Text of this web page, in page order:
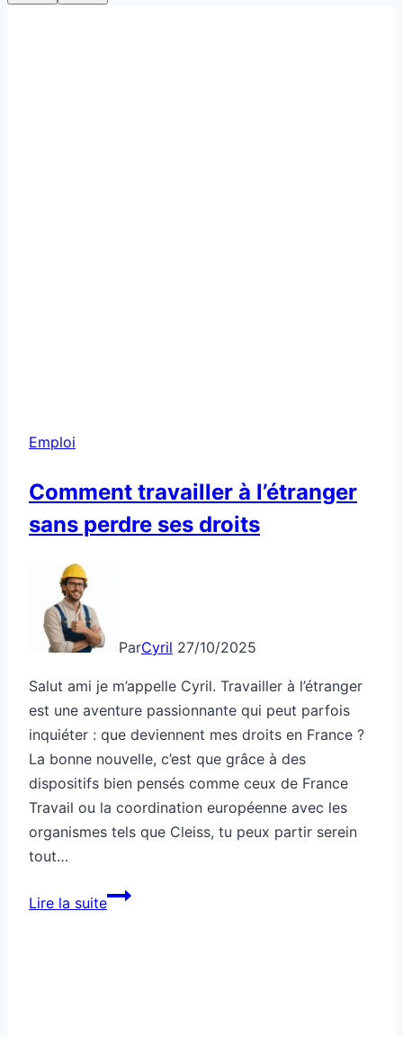
Emploi
Comment travailler à l’étranger
sans perdre ses droits
ParCyril 27/10/2025
Salut ami je m’appelle Cyril. Travailler à l’étranger
est une aventure passionnante qui peut parfois
inquiéter : que deviennent mes droits en France ?
La bonne nouvelle, c’est que grâce à des
dispositifs bien pensés comme ceux de France
Travail ou la coordination européenne avec les
organismes tels que Cleiss, tu peux partir serein
tout…
Lire la suiteComment